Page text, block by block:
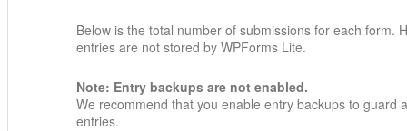
Below is the total number of submissions for each form.
entries are not stored by WPForms Lite.
Note: Entry backups are not enabled.
We recommend that you enable entry backups to guard
entries.